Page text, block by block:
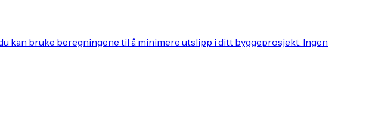
kan bruke beregningene til å minimere utslipp i ditt byggeprosjekt. Ingen